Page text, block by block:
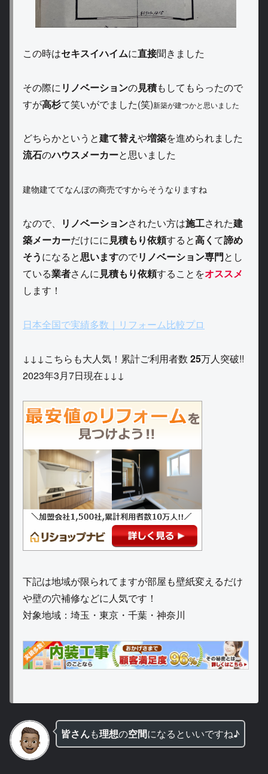
この時はセキスイハイムに直接聞きました
その際にリノベーションの見積もしてもらったので
すが高杉て笑いがでました(笑)新築が建つかと思いました
どちらかというと建て替えや増築を進められました
流石のハウスメーカーと思いました
建物建ててなんぼの商売ですからそうなりますね
なので、 リノベーションされたい方は施工された建
築メーカーだけにに見積もり依頼すると高く て諦め
そうになると思いますのでリノベーション専門とし
ている業者さんに見積もり依頼することをオススメ
します！
日本全国で実績多数｜リフォーム比較プロ
↓↓↓こちらも大人気！累計ご利用者数 25万人突破!!
2023年3月7日現在↓↓↓
下記は地域が限られてますが部屋も壁紙変えるだけ
や壁の穴補修などに人気です！
対象地域：埼玉・東京・千葉・神奈川
皆さんも理想の空間になるといいですね♪